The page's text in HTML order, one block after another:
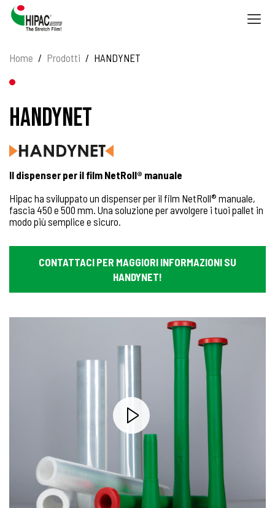
Home
Prodotti HANDYNET
HANDYNET
Il dispenser per il film NetRoll® manuale
Hipac ha sviluppato un dispenser per il film NetRoll® manuale,
fascia 450 e 500 mm. Una soluzione per avvolgere i tuoi pallet in
modo più semplice e sicuro.
CONTATTACI PER MAGGIORI INFORMAZIONI SU
HANDYNET!